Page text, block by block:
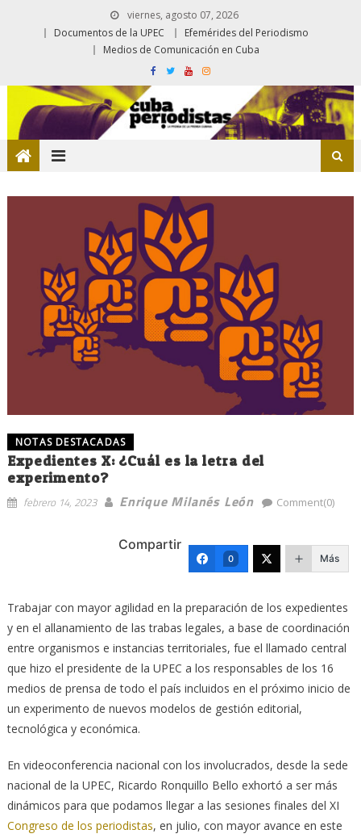
viernes, agosto 07, 2026
Documentos de la UPEC
Efemérides del Periodismo
Medios de Comunicación en Cuba
NOTAS DESTACADAS
Expedientes X: ¿Cuál es la letra del
experimento?
febrero 14, 2023 Enrique Milanés León Comment(0)
Compartir
0 Más
Trabajar con mayor agilidad en la preparación de los expedientes
y en el allanamiento de las trabas legales, a base de coordinación
entre organismos e instancias territoriales, fue el llamado central
que hizo el presidente de la UPEC a los responsables de los 16
medios de prensa de todo el país incluidos en el próximo inicio de
un experimento de nuevos modelos de gestión editorial,
tecnológica y económica.
En videoconferencia nacional con los involucrados, desde la sede
nacional de la UPEC, Ricardo Ronquillo Bello exhortó a ser más
dinámicos para que podamos llegar a las sesiones finales del XI
Congreso de los periodistas, en julio, con mayor avance en este